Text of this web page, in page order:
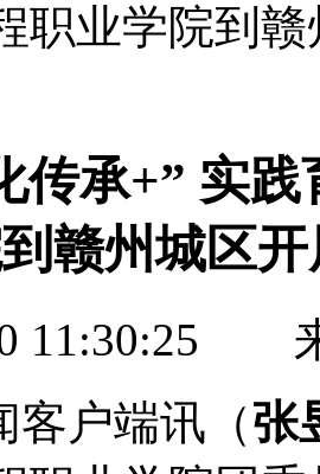
职业学院到
传承+” 实
赣州城区
11:30:25
来
客户端讯（张